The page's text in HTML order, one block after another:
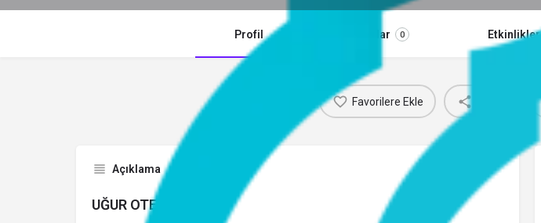
Profil Yorumlar 0 Etkinlikler
Favorilere Ekle
Açıklama
UĞUR OTEL